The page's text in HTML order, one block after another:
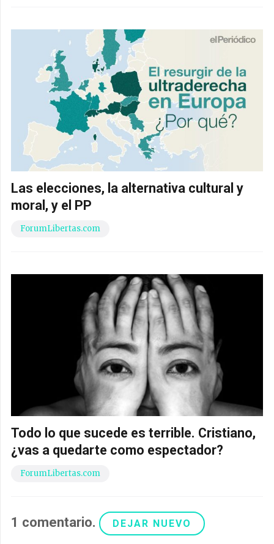
Las elecciones, la alternativa cultural y
moral, y el PP
ForumLibertas.com
Todo lo que sucede es terrible. Cristiano,
¿vas a quedarte como espectador?
ForumLibertas.com
1 comentario. DEJAR NUEVO